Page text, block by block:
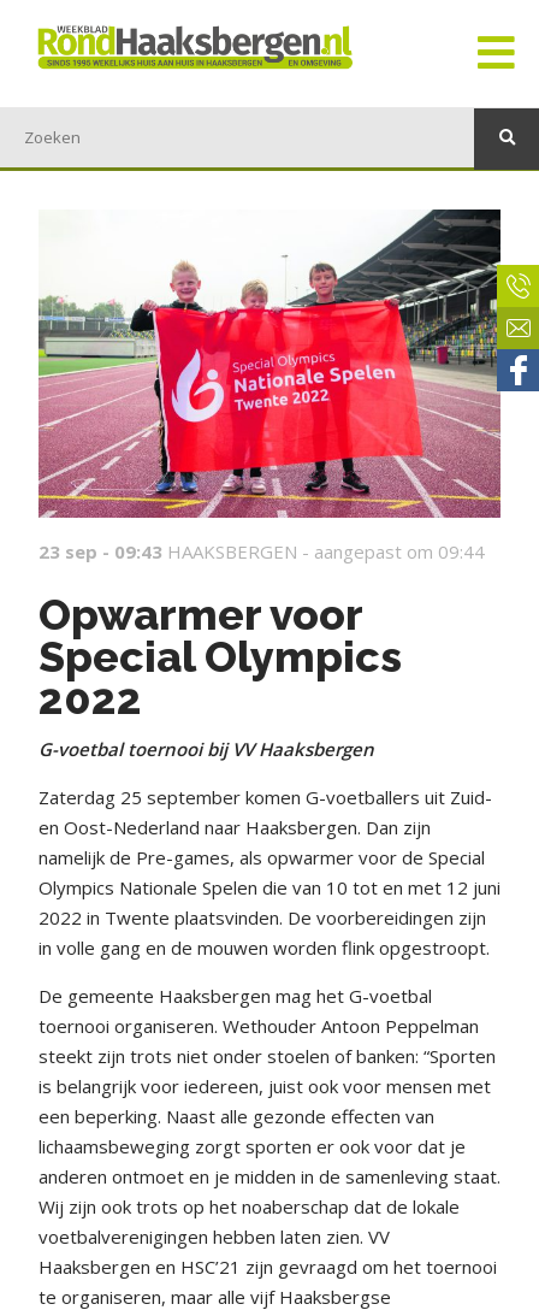
23 sep - 09:43 HAAKSBERGEN - aangepast om 09:44
Opwarmer voor
Special Olympics
2022
G-voetbal toernooi bij VV Haaksbergen
Zaterdag 25 september komen G-voetballers uit Zuid-
en Oost-Nederland naar Haaksbergen. Dan zijn
namelijk de Pre-games, als opwarmer voor de Special
Olympics Nationale Spelen die van 10 tot en met 12 juni
2022 in Twente plaatsvinden. De voorbereidingen zijn
in volle gang en de mouwen worden flink opgestroopt.
De gemeente Haaksbergen mag het G-voetbal
toernooi organiseren. Wethouder Antoon Peppelman
steekt zijn trots niet onder stoelen of banken: “Sporten
is belangrijk voor iedereen, juist ook voor mensen met
een beperking. Naast alle gezonde effecten van
lichaamsbeweging zorgt sporten er ook voor dat je
anderen ontmoet en je midden in de samenleving staat.
Wij zijn ook trots op het noaberschap dat de lokale
voetbalverenigingen hebben laten zien. VV
Haaksbergen en HSC’21 zijn gevraagd om het toernooi
te organiseren, maar alle vijf Haaksbergse